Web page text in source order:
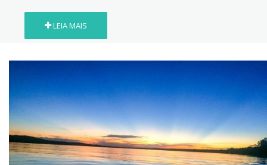
LEIA MAIS